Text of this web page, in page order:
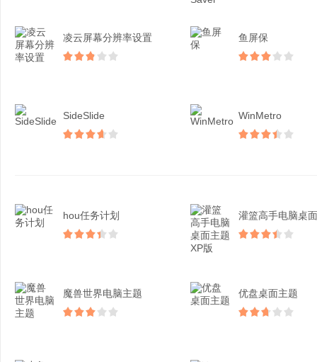
凌云屏幕分辨率设置 鱼屏保
SideSlide WinMetro
hou任务计划
魔兽世界电脑主题 优盘桌面主题